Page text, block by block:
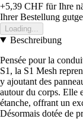
+5,39 CHF für Ihre
Ihrer Bestellung
Loading...
Beschreibung
Pensée pour la
S1, la S1 Mesh
y ajoutant des
autour du corps. Elle
étanche, offrant un
Désormais dotée de